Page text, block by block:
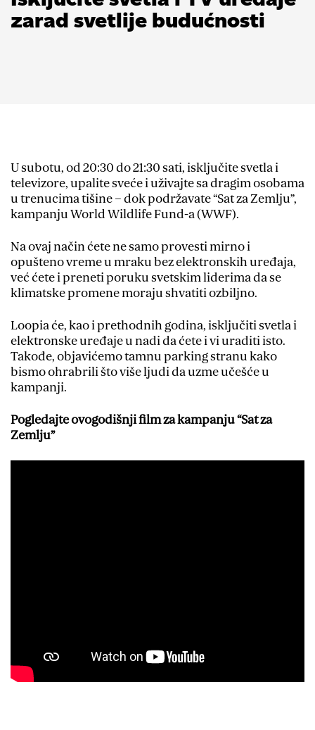
zarad svetlije budućnosti
U subotu, od 20:30 do 21:30 sati, isključite svetla i
televizore, upalite sveće i uživajte sa dragim osobama
u trenucima tišine – dok podržavate “Sat za Zemlju”,
kampanju World Wildlife Fund-a (WWF).
Na ovaj način ćete ne samo provesti mirno i
opušteno vreme u mraku bez elektronskih uređaja,
već ćete i preneti poruku svetskim liderima da se
klimatske promene moraju shvatiti ozbiljno.
Loopia će, kao i prethodnih godina, isključiti svetla i
elektronske uređaje u nadi da ćete i vi uraditi isto.
Takođe, objavićemo tamnu parking stranu kako
bismo ohrabrili što više ljudi da uzme učešće u
kampanji.
Pogledajte ovogodišnji film za kampanju “Sat za
Zemlju”